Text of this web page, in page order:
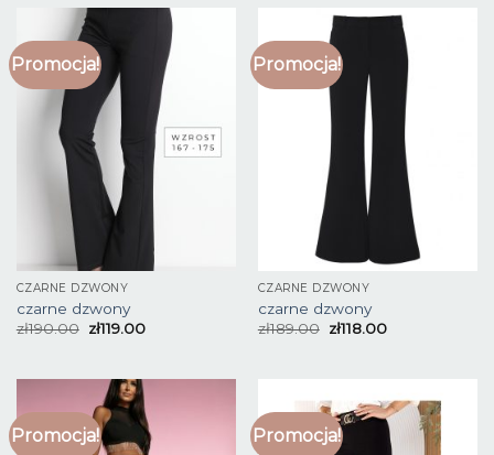
Promocja!
CZARNE DZWONY
czarne dzwony
zł190.00 zł119.00
Promocja!
CZARNE DZWONY
czarne dzwony
zł189.00 zł118.00
Promocja! Promocja!